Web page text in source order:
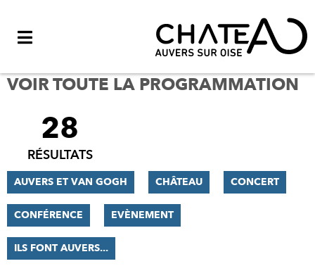
VOIR TOUTE LA PROGRAMMATION
FILTRER
RÉSULTATS
28
RÉSULTATS
AUVERS ET VAN GOGH CHÂTEAU CONCERT
CONFÉRENCE EVÈNEMENT
ILS FONT AUVERS...